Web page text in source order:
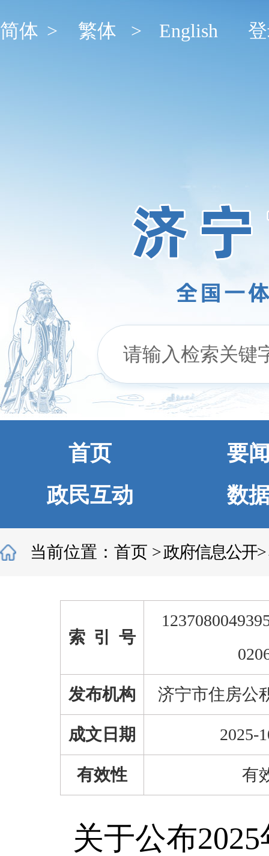
简体 > 繁体 > English
首页
要
政民互动
数
当前位置： 首页 >政府信息公开>
索 引 号
发布机构 济宁市住房公
成文日期 2025-
有效性 有
关于公布